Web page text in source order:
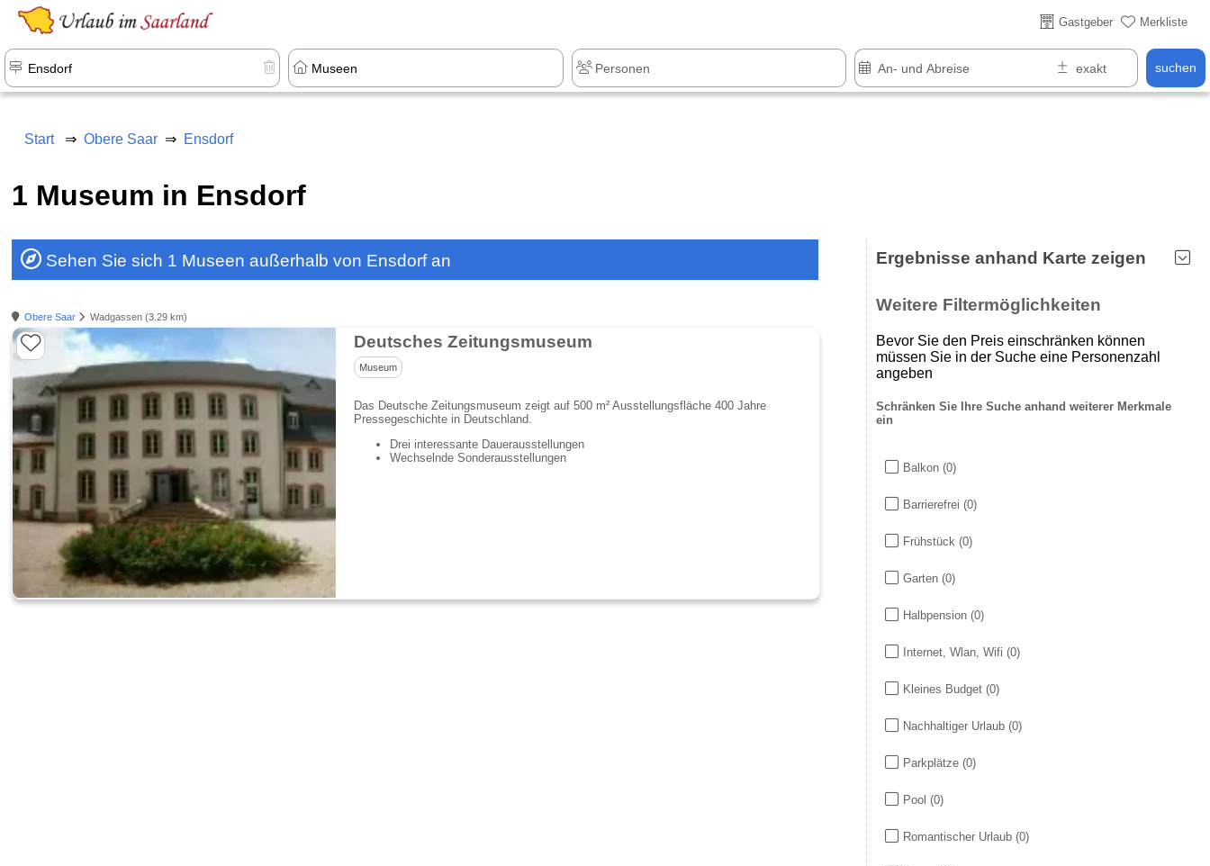
Gastgeber Merkliste
suchen
Start Obere Saar Ensdorf
1 Museum in Ensdorf
Sehen Sie sich 1 Museen außerhalb von Ensdorf an
Obere Saar Wadgassen (3.29 km)
Deutsches Zeitungsmuseum
Museum
Das Deutsche Zeitungsmuseum zeigt auf 500 m² Ausstellungsfläche 400 Jahre
Pressegeschichte in Deutschland.
Drei interessante Dauerausstellungen
Wechselnde Sonderausstellungen
Ergebnisse anhand Karte zeigen
Weitere Filtermöglichkeiten
Bevor Sie den Preis einschränken können
müssen Sie in der Suche eine Personenzahl
angeben
Schränken Sie Ihre Suche anhand weiterer Merkmale
ein
Balkon (0)
Barrierefrei (0)
Frühstück (0)
Garten (0)
Halbpension (0)
Internet, Wlan, Wifi (0)
Kleines Budget (0)
Nachhaltiger Urlaub (0)
Parkplätze (0)
Pool (0)
Romantischer Urlaub (0)